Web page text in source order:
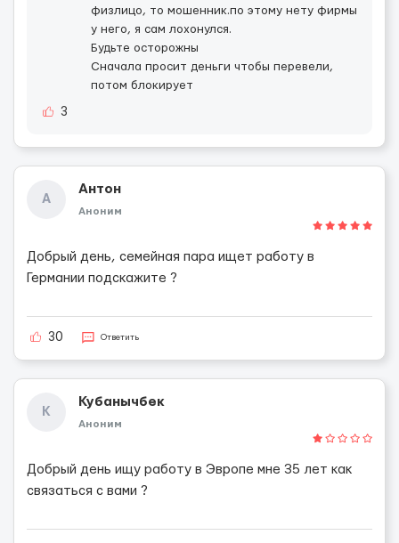
физлицо, то мошенник.по этому нету фирмы
у него, я сам лохонулся.
Будьте осторожны
Сначала просит деньги чтобы перевели,
потом блокирует
3
А
Антон
Аноним
Добрый день, семейная пара ищет работу в
Германии подскажите ?
30 Ответить
К
Кубанычбек
Аноним
Добрый день ищу работу в Эвропе мне 35 лет как
связаться с вами ?